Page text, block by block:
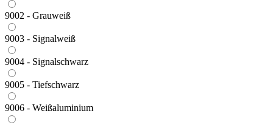
9002 - Grauweiß
9003 - Signalweiß
9004 - Signalschwarz
9005 - Tiefschwarz
9006 - Weißaluminium